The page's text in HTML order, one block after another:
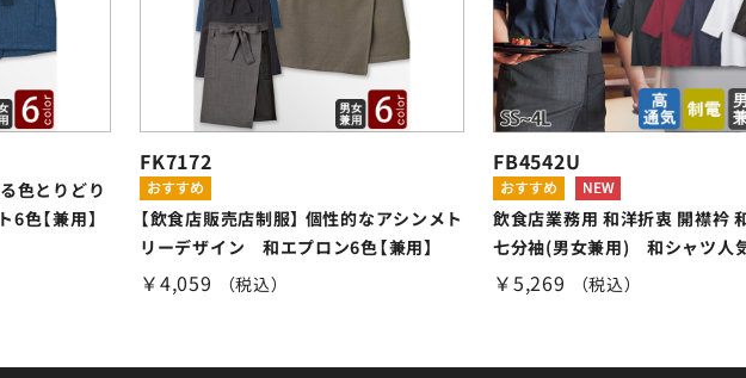
色とりどり
色【兼用】
FK7172
【飲食店販売店制服】 個性的なアシンメト
リーデザイン 和エプロン6色【兼用】
￥4,059 （税込）
FB4542U
飲食店業務用 和洋折衷 開襟衿
七分袖(男女兼用) 和シャツ人
￥5,269 （税込）